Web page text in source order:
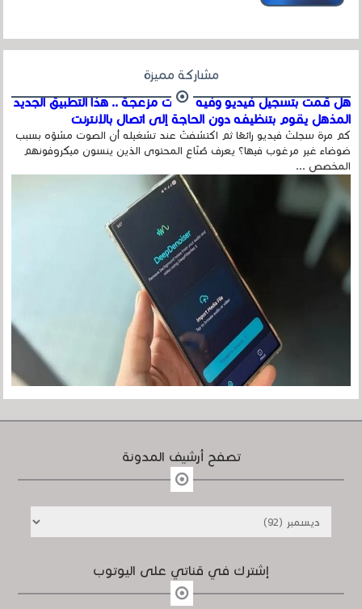
مشاركة مميزة
هل قمت بتسجيل فيديو وفيه أصوت مزعجة .. هذا التطبيق الجديد
المذهل يقوم بتنظيفه دون الحاجة إلى اتصال بالإنترنت
كم مرة سجلتَ فيديو رائعًا ثم اكتشفتَ عند تشغيله أن الصوت مشوّه بسبب
ضوضاء غير مرغوب فيها؟ يعرف صُنّاع المحتوى الذين ينسون ميكروفونهم
المخصص ...
تصفح أرشيف المدونة
إشترك في قناتي على اليوتوب